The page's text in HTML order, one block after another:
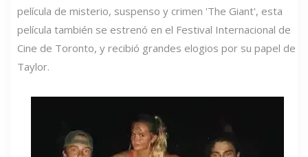
película de misterio, suspenso y crimen 'The Giant', esta
película también se estrenó en el Festival Internacional de
Cine de Toronto, y recibió grandes elogios por su papel de
Taylor.